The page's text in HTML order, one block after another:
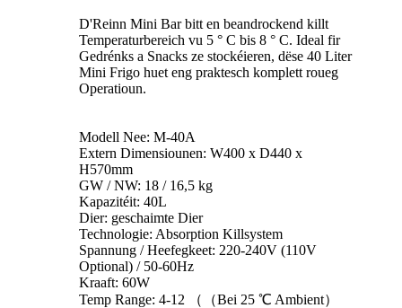
D'Reinn Mini Bar bitt en beandrockend killt
Temperaturbereich vu 5 ° C bis 8 ° C. Ideal fir
Gedrénks a Snacks ze stockéieren, dëse 40 Liter
Mini Frigo huet eng praktesch komplett roueg
Operatioun.
Modell Nee: M-40A
Extern Dimensiounen: W400 x D440 x
H570mm
GW / NW: 18 / 16,5 kg
Kapazitéit: 40L
Dier: geschaimte Dier
Technologie: Absorption Killsystem
Spannung / Heefegkeet: 220-240V (110V
Optional) / 50-60Hz
Kraaft: 60W
Temp Range: 4-12 （（Bei 25 ℃ Ambient）